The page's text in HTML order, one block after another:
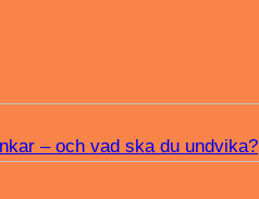
– och vad ska du undvika?